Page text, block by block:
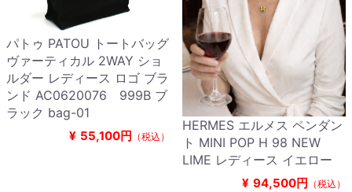
パトゥ PATOU トートバッグ
ヴァーティカル 2WAY ショ
ルダー レディース ロゴ ブラ
ンド AC0620076 999B ブ
ラック bag-01
¥ 55,100円 （税込）
HERMES エルメス ペンダン
ト MINI POP H 98 NEW
LIME レディース イエロー
¥ 94,500円 （税込）